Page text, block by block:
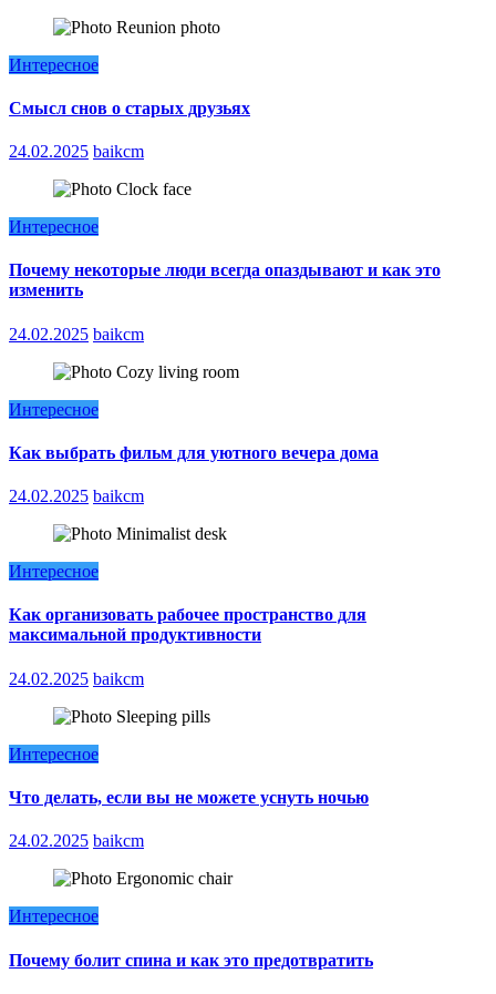
Интересное
Смысл снов о старых друзьях
24.02.2025 baikcm
Интересное
Почему некоторые люди всегда опаздывают и как это
изменить
24.02.2025 baikcm
Интересное
Как выбрать фильм для уютного вечера дома
24.02.2025 baikcm
Интересное
Как организовать рабочее пространство для
максимальной продуктивности
24.02.2025 baikcm
Интересное
Что делать, если вы не можете уснуть ночью
24.02.2025 baikcm
Интересное
Почему болит спина и как это предотвратить